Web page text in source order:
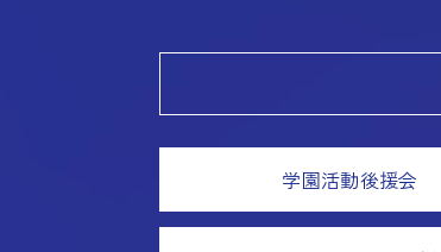
学園活動後援会